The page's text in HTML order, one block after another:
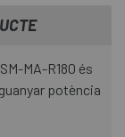
MA-R180 és
potència